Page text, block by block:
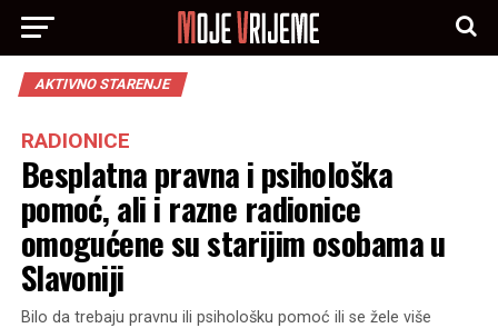
AKTIVNO STARENJE
RADIONICE
Besplatna pravna i psihološka
pomoć, ali i razne radionice
omogućene su starijim osobama u
Slavoniji
Bilo da trebaju pravnu ili psihološku pomoć ili se žele više